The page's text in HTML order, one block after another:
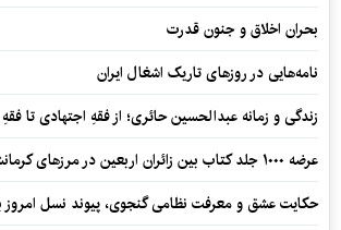
بحران اخلاق و جنون قدرت
نامه‌هایی در روزهای تاریک اشغال ایران
زندگی و زمانه عبدالحسین حائری؛ از فقهِ اجتهادی تا
عرضه ۱۰۰۰ جلد کتاب بین زائران اربعین در مرزهای کرمانشاه
حکایت عشق و معرفت نظامی گنجوی، پیوند نسل امروز